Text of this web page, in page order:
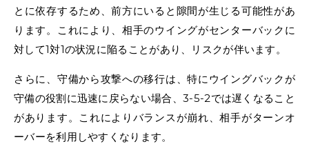
とに依存するため、前方にいると隙間が生じる可能性があ
ります。これにより、相手のウイングがセンターバックに
対して1対1の状況に陥ることがあり、リスクが伴います。
さらに、守備から攻撃への移行は、特にウイングバックが
守備の役割に迅速に戻らない場合、3-5-2では遅くなること
があります。これによりバランスが崩れ、相手がターンオ
ーバーを利用しやすくなります。